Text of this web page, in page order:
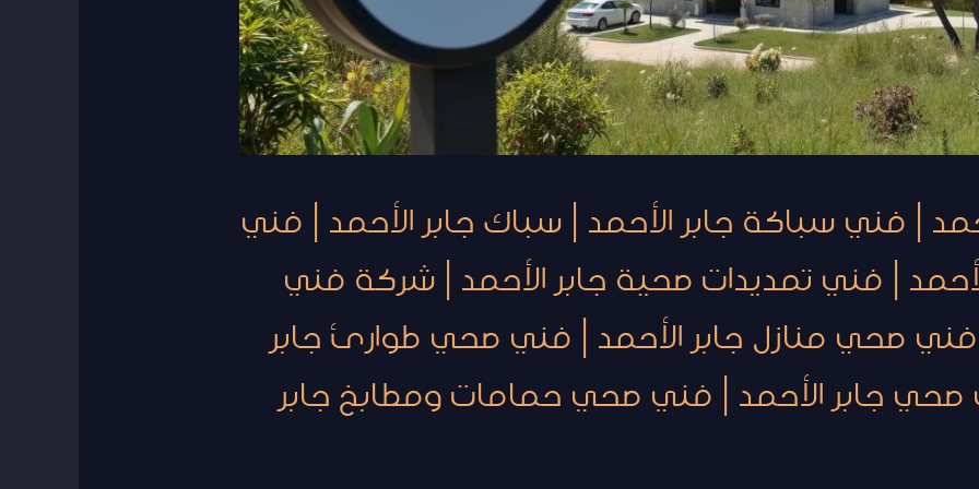
| فني سباكة جابر الأحمد | سباك جابر الأحمد | فني
| فني تمديدات صحية جابر الأحمد | شركة فني
صحي منازل جابر الأحمد | فني صحي طوارئ جابر
صحي جابر الأحمد | فني صحي حمامات ومطابخ جابر